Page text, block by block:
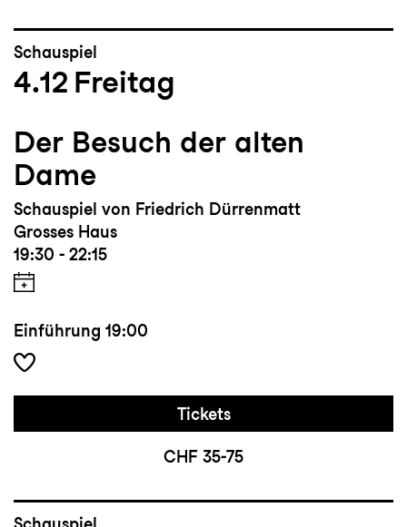
Schauspiel
4.12 Freitag
Der Besuch der alten
Dame
Schauspiel von Friedrich Dürrenmatt
Grosses Haus
19:30 - 22:15
Einführung 19:00
Tickets
CHF 35-75